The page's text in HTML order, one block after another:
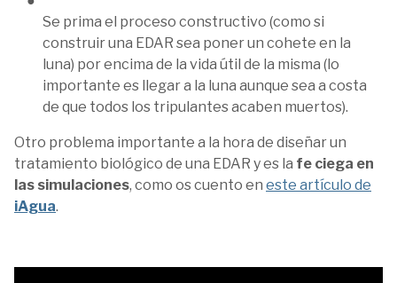
Se prima el proceso constructivo (como si
construir una EDAR sea poner un cohete en la
luna) por encima de la vida útil de la misma (lo
importante es llegar a la luna aunque sea a costa
de que todos los tripulantes acaben muertos).
Otro problema importante a la hora de diseñar un
tratamiento biológico de una EDAR y es la fe ciega en
las simulaciones, como os cuento en este artículo de
iAgua.